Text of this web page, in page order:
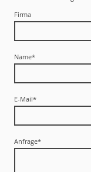
Firma
Name*
E-Mail*
Anfrage*